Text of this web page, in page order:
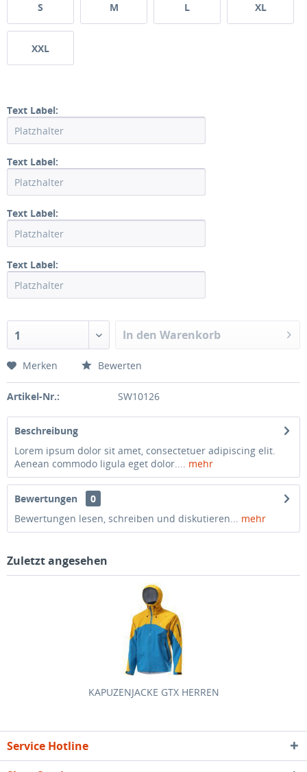
S M L XL
XXL
Text Label:
Text Label:
Text Label:
Text Label:
1 In den Warenkorb
Merken Bewerten
Artikel-Nr.: SW10126
Beschreibung
Lorem ipsum dolor sit amet, consectetuer adipiscing elit.
Aenean commodo ligula eget dolor.... mehr
Bewertungen
0
Bewertungen lesen, schreiben und diskutieren... mehr
Zuletzt angesehen
KAPUZENJACKE GTX HERREN
Service Hotline